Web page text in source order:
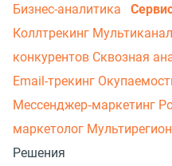
Бизнес-аналитика
Коллтрекинг
конкурентов Сквозная
Email-трекинг
Мессенджер‑маркетинг
маркетолог
Решения